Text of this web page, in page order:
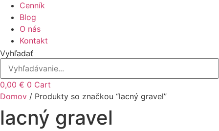
Cenník
Blog
O nás
Kontakt
Vyhľadať
0,00 € 0 Cart
Domov / Produkty so značkou “lacný gravel”
lacný gravel